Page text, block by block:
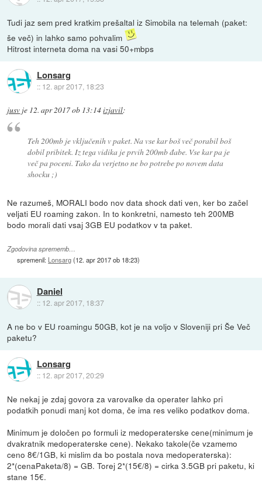
Tudi jaz sem pred kratkim prešaltal iz Simobila na telemah (paket:
še več) in lahko samo pohvalim
Hitrost interneta doma na vasi 50+mbps
Lonsarg
:: 12. apr 2017, 18:23
jusv je 12. apr 2017 ob 13:14izjavil:
Teh 200mb je vključenih v paket. Na vse kar boš več porabil boš
dobil pribitek. Iz tega vidika je prvih 200mb đabe. Vse kar pa je
več pa poceni. Tako da verjetno ne bo potrebe po novem data
shocku ;)
Ne razumeš, MORALI bodo nov data shock dati ven, ker bo začel
veljati EU roaming zakon. In to konkretni, namesto teh 200MB
bodo morali dati vsaj 3GB EU podatkov v ta paket.
Zgodovina sprememb…
spremenil: Lonsarg(12. apr 2017 ob 18:23)
Daniel
:: 12. apr 2017, 18:37
A ne bo v EU roamingu 50GB, kot je na voljo v Sloveniji pri Še Več
paketu?
Lonsarg
:: 12. apr 2017, 20:29
Ne nekaj je zdaj govora za varovalke da operater lahko pri
podatkih ponudi manj kot doma, če ima res veliko podatkov doma.
Minimum je določen po formuli iz medoperaterske cene(minimum je
dvakratnik medoperaterske cene). Nekako takole(če vzamemo
ceno 8€/1GB, ki mislim da bo postala nova medoperaterska):
2*(cenaPaketa/8) = GB. Torej 2*(15€/8) = cirka 3.5GB pri paketu, ki
stane 15€.